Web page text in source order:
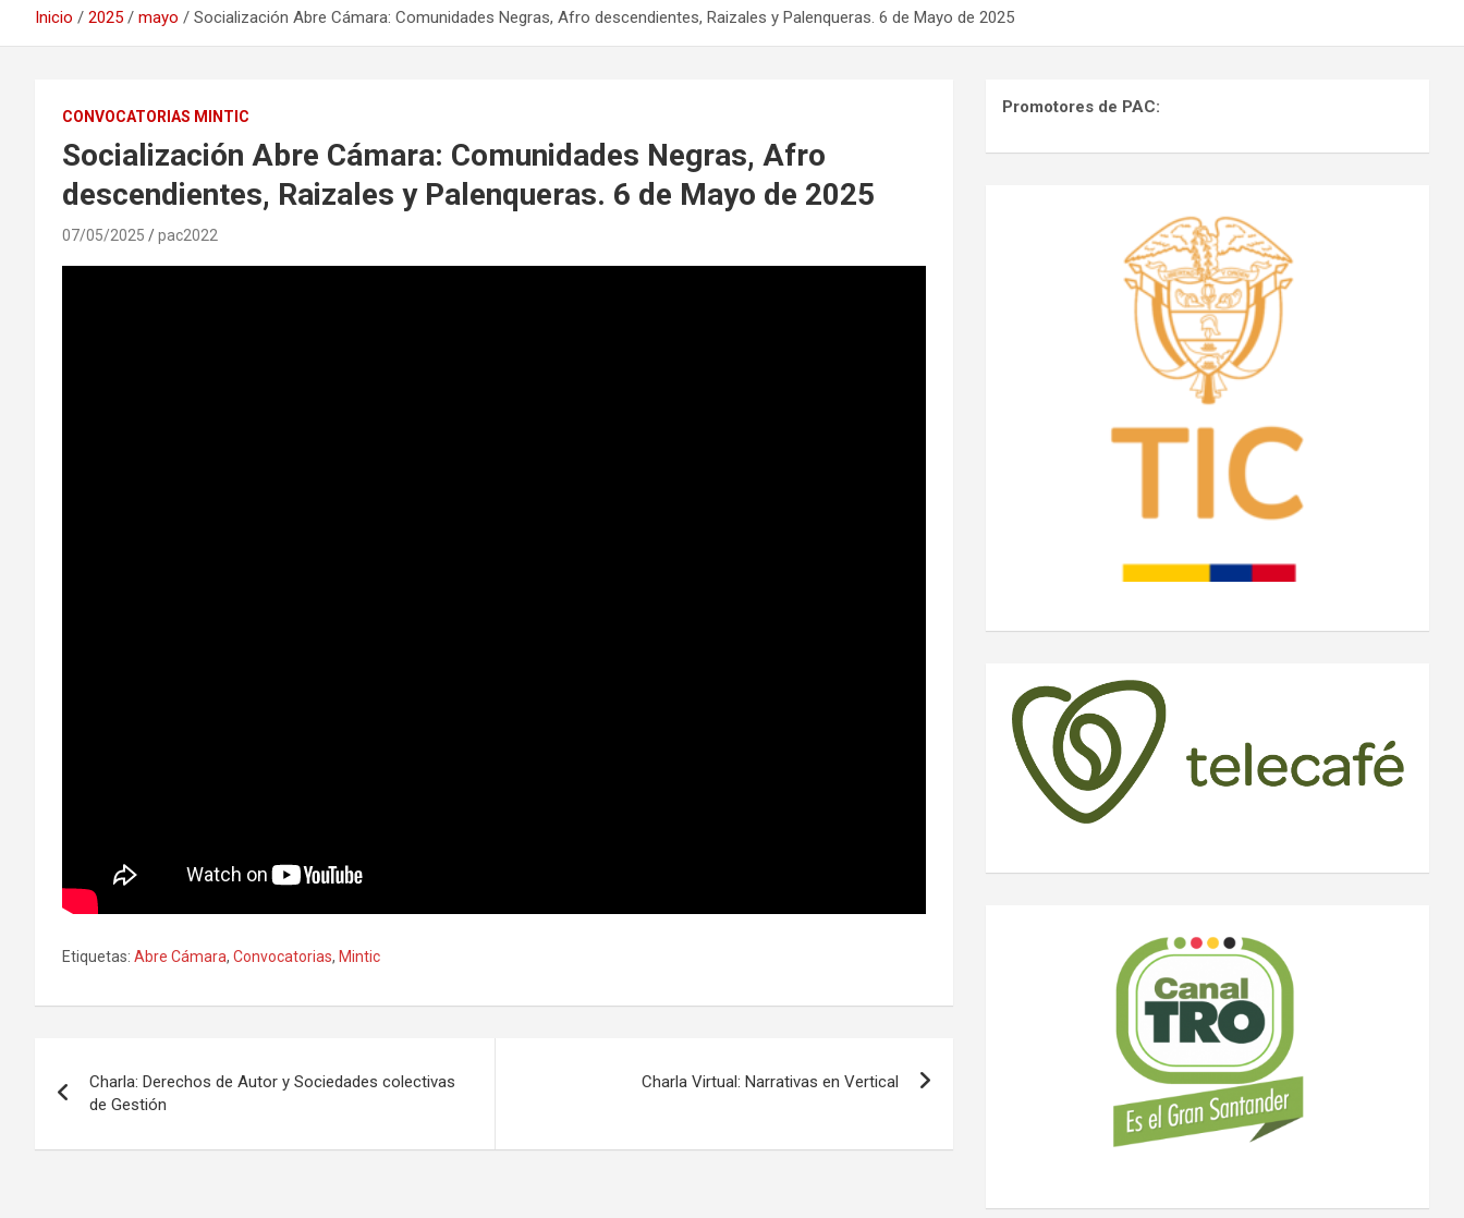
Inicio 2025 mayo Socialización Abre Cámara: Comunidades Negras, Afro descendientes, Raizales y Palenqueras. 6 de Mayo de 2025
CONVOCATORIAS MINTIC
Socialización Abre Cámara: Comunidades Negras, Afro
descendientes, Raizales y Palenqueras. 6 de Mayo de 2025
07/05/2025 pac2022
Etiquetas: Abre Cámara, Convocatorias, Mintic
de
entradas
Charla: Derechos de Autor y Sociedades colectivas
de Gestión
Charla Virtual: Narrativas en Vertical
Promotores de PAC: